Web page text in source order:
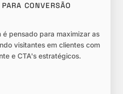
CONVERSÃO
pensado para maximizar as
visitantes em clientes com
e CTA's estratégicos.